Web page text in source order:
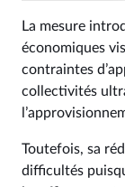
La mesure
économiques
contraintes
collectivités
Toutefois, sa
difficultés